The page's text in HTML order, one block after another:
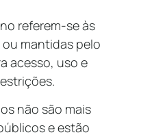
referem-se às
mantidas pelo
acesso, uso e
não são mais
e estão